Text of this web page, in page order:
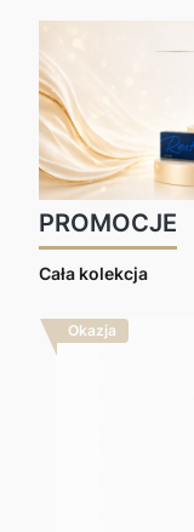
PROMOCJE
Cała kolekcja
Okazja